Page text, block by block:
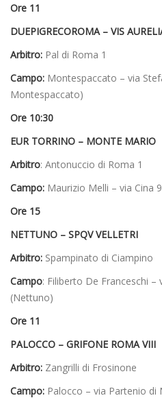
Ore 11
DUEPIGRECOROMA – VIS
Arbitro: Pal di Roma 1
Campo: Montespaccato – via
Montespaccato)
Ore 10:30
EUR TORRINO – MONTE MARIO
Arbitro: Antonuccio di Roma 1
Campo: Maurizio Melli – via Cina
Ore 15
NETTUNO – SPQV VELLETRI
Arbitro: Spampinato di Ciampino
Campo: Filiberto De Franceschi –
(Nettuno)
Ore 11
PALOCCO – GRIFONE ROMA VIII
Arbitro: Zangrilli di Frosinone
Campo: Palocco – via Partenio di